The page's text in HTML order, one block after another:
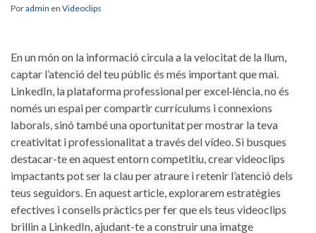
Poradmin en Videoclips
En un món⁢ on la informació circula a la velocitat de la llum,
captar l’atenció del teu públic és més important que mai.
LinkedIn, la⁤ plataforma professional per excel·lència, no és
només un espai ‌per compartir currículums i connexions
laborals, sinó‍ també⁣ una oportunitat per ‍mostrar la teva
creativitat i professionalitat a través del vídeo. Si busques
destacar-te en aquest entorn competitiu, crear videoclips
impactants pot ser la clau per atraure i retenir l’atenció dels
teus⁤ seguidors. En aquest ‍article, explorarem estratègies
efectives i ⁤consells pràctics per⁣ fer que els teus videoclips
brillin a ‍LinkedIn, ajudant-te a construir una imatge